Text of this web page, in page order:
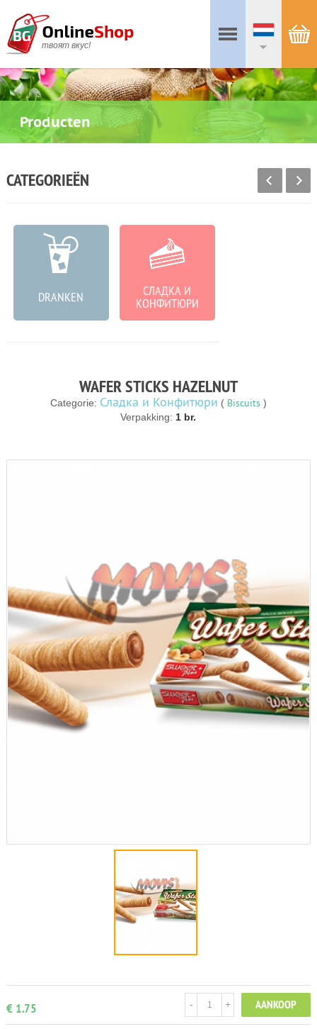
твоят вкус!
Producten
CATEGORIEËN
DRANKEN СЛАДКА И
КОНФИТЮРИ
WAFER STICKS HAZELNUT
Categorie: Сладка и Конфитюри ( Biscuits)
Verpakking:1 br.
€ 1.75 AANKOOP
+
-